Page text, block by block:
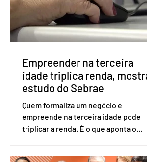
será exigido o documento de
identificação para acesso à urna
eletrônica. Se a urna eletrônica não
reconh
Empreender na terceira
idade triplica renda, mostra
estudo do Sebrae
Quem formaliza um negócio e
empreende na terceira idade pode
triplicar a renda. É o que aponta o